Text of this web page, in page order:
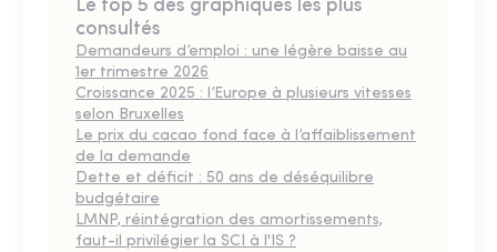
Le top 5 des graphiques les plus
consultés
Demandeurs d’emploi : une légère baisse au
1er trimestre 2026
Croissance 2025 : l’Europe à plusieurs vitesses
selon Bruxelles
Le prix du cacao fond face à l’affaiblissement
de la demande
Dette et déficit : 50 ans de déséquilibre
budgétaire
LMNP, réintégration des amortissements,
faut-il privilégier la SCI à l'IS ?